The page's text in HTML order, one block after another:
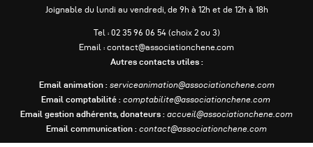
Joignable du lundi au vendredi, de 9h à 12h et de 12h à 18h
Tel : 02 35 96 06 54 (choix 2 ou 3)
Email : contact@associationchene.com
Autres contacts utiles :
Email animation : serviceanimation@associationchene.com
Email comptabilité : comptabilite@associationchene.com
Email gestion adhérents, donateurs : accueil@associationchene.com
Email communication : contact@associationchene.com